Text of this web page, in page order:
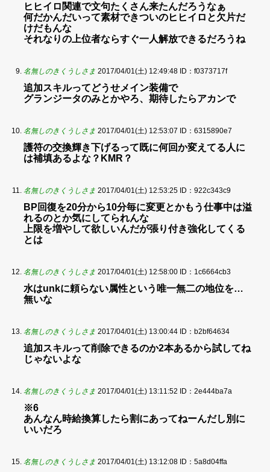
ヒヒイロ関連で文句たくさん来たんだろうなぁ
何だかんだいって素材できついのヒヒイロと欠片だ
けだもんな
それなりの上位者ならすぐ一人解放できるだろうね
名無しのきくうしさま 2017/04/01(土) 12:49:48 ID：f0373717f
追加スキルってどうせメイン装備で
グランジータのみとかやろ、期待したらアカンで
名無しのきくうしさま 2017/04/01(土) 12:53:07 ID：6315890e7
護符の交換輝き下げるって既に何回か変えてる人に
は補填あるよな？KMR？
名無しのきくうしさま 2017/04/01(土) 12:53:25 ID：922c343c9
BP回復を20分から10分毎に変更とかもう仕事中は溢
れるのとか気にしてられんな
上限を増やして欲しいんだが張り付き強化してくる
とは
名無しのきくうしさま 2017/04/01(土) 12:58:00 ID：1c6664cb3
水はunkに頼らない属性という唯一無二の地位を…
無いな
名無しのきくうしさま 2017/04/01(土) 13:00:44 ID：b2bf64634
追加スキルって削除できるのか2本あるから試してね
じゃないよな
名無しのきくうしさま 2017/04/01(土) 13:11:52 ID：2e444ba7a
※6
あんなん時給換算したら割にあってねーんだし別に
いいだろ
名無しのきくうしさま 2017/04/01(土) 13:12:08 ID：5a8d04ffa